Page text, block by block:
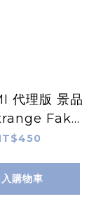
代理版 景品
Fake
of Dawn
購物車